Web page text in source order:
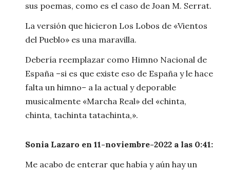
sus poemas, como es el caso de Joan M. Serrat.
La versión que hicieron Los Lobos de «Vientos
del Pueblo» es una maravilla.
Debería reemplazar como Himno Nacional de
España –si es que existe eso de España y le hace
falta un himno– a la actual y deporable
musicalmente «Marcha Real» del «chinta,
chinta, tachinta tatachinta,».
Sonia Lazaro en 11-noviembre-2022 a las 0:41:
Me acabo de enterar que había y aún hay un